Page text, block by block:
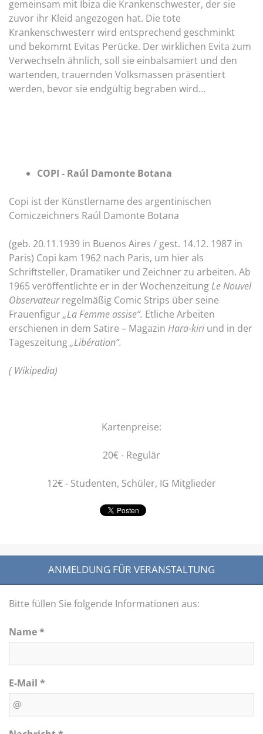
gemeinsam mit Ibiza die Krankenschwester, der sie
zuvor ihr Kleid angezogen hat. Die tote
Krankenschwesterr wird entsprechend geschminkt
und bekommt Evitas Perücke. Der wirklichen Evita zum
Verwechseln ähnlich, soll sie einbalsamiert und den
wartenden, trauernden Volksmassen präsentiert
werden, bevor sie endgültig begraben wird…
COPI - Raúl Damonte Botana
Copi ist der Künstlername des argentinischen
Comiczeichners Raúl Damonte Botana
(geb. 20.11.1939 in Buenos Aires / gest. 14.12. 1987 in
Paris) Copi kam 1962 nach Paris, um hier als
Schriftsteller, Dramatiker und Zeichner zu arbeiten. Ab
1965 veröffentlichte er in der WochenzeitungLe Nouvel
Observateurregelmäßig Comic Strips über seine
Frauenfigur„La Femme assise“. Etliche Arbeiten
erschienen in dem Satire – Magazin Hara-kiri und in der
Tageszeitung„Libération“.
( Wikipedia)
Kartenpreise:
20€ - Regulär
12€ - Studenten, Schüler, IG Mitglieder
ANMELDUNG FÜR VERANSTALTUNG
Bitte füllen Sie folgende Informationen aus:
Name *
E-Mail *